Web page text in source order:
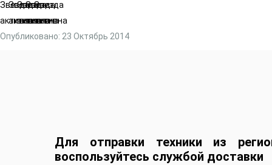
Опубликовано: 23 Октябрь 2014
Для отправки техники из
воспользуйтесь службой доставки